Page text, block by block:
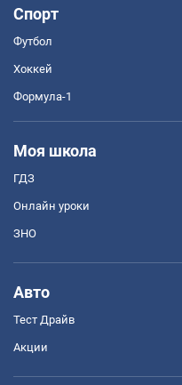
Спорт
Футбол
Хоккей
Формула-1
Моя школа
ГДЗ
Онлайн уроки
ЗНО
Авто
Тест Драйв
Акции